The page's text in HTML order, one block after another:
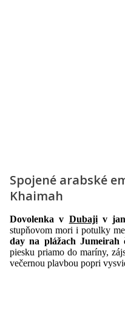
Spojené arabské
Khaimah
Dovolenka v Dubajiv
stupňovom mori i potulky
day na plážach
piesku priamo do maríny,
večernou plavbou popri